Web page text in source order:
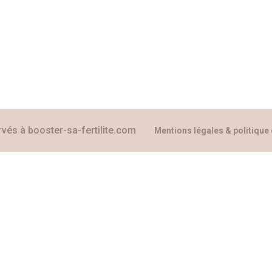
à booster-sa-fertilite.com Mentions légales &